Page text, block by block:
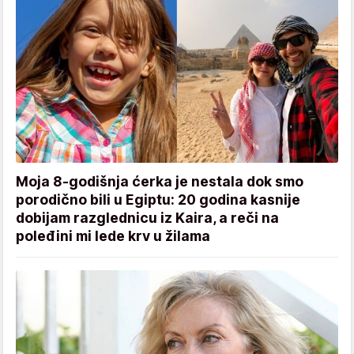
Moja 8-godišnja ćerka je nestala dok smo
porodično bili u Egiptu: 20 godina kasnije
dobijam razglednicu iz Kaira, a reči na
poleđini mi lede krv u žilama